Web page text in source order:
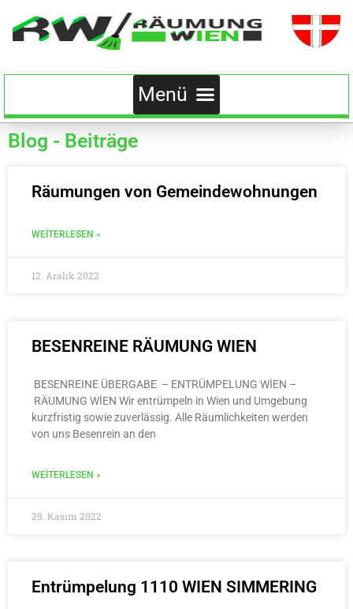
Blog - Beiträge
Räumungen von Gemeindewohnungen
WEITERLESEN »
12. Aralık 2022
BESENREINE RÄUMUNG WIEN
BESENREINE ÜBERGABE – ENTRÜMPELUNG WİEN –
RÄUMUNG WİEN Wir entrümpeln in Wien und Umgebung
kurzfristig sowie zuverlässig. Alle Räumlichkeiten werden
von uns Besenrein an den
WEITERLESEN »
29. Kasım 2022
Entrümpelung 1110 WIEN SIMMERING